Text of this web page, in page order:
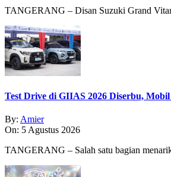
TANGERANG – Disan Suzuki Grand
Test Drive di GIIAS 2026 Diserbu,
By: Amier
On: 5 Agustus 2026
TANGERANG – Salah satu bagian